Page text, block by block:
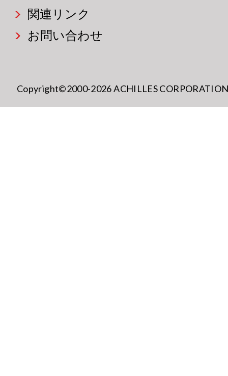
関連リンク
お問い合わせ
Copyright©2000-2026 ACHILLES